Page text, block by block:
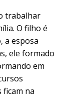
trabalhar
O filho é
a esposa
ele formado
em
ficam na